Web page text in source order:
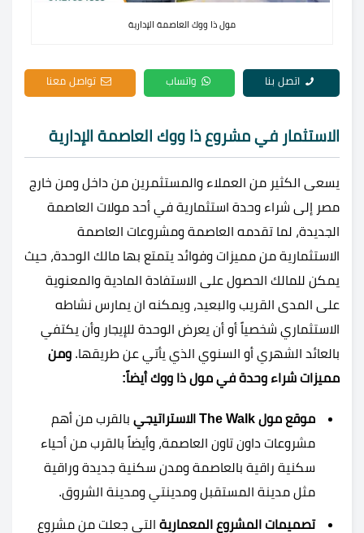
مول ذا ووك العاصمة الإدارية
اتصل بنا واتساب تواصل معنا
الاستثمار في مشروع ذا ووك العاصمة الإدارية
يسعى الكثير من العملاء والمستثمرين من داخل ومن خارج
مصر إلى شراء وحدة استثمارية في أحد مولات العاصمة
الجديدة، لما تقدمه العاصمة ومشروعات العاصمة
الاستثمارية من مميزات وفوائد يتمتع بها مالك الوحدة، حيث
يمكن للمالك الحصول على الاستفادة المادية والمعنوية
على المدى القريب والبعيد، ويمكنه ان يمارس نشاطه
الاستثماري شخصياً أو أن يعرض الوحدة للإيجار وأن يكتفي
بالعائد الشهري أو السنوي الذي يأتي عن طريقها. ومن
مميزات شراء وحدة في مول ذا ووك أيضاً:
موقع مول The Walk الاستراتيجي بالقرب من أهم
مشروعات داون تاون العاصمة، وأيضاً بالقرب من أحياء
سكنية راقية بالعاصمة ومدن سكنية جديدة وراقية
مثل مدينة المستقبل ومدينتي ومدينة الشروق.
تصميمات المشروع المعمارية التي جعلت من مشروع